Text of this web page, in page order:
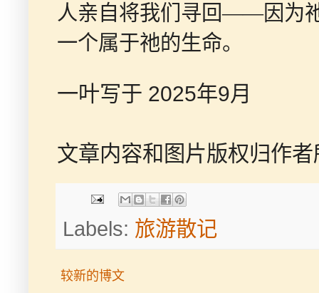
人亲自将我们寻回——因为
一个属于祂的生命。
一叶写于 2025年9月
文章内容和图片版权归作者
Labels: 旅游散记
较新的博文